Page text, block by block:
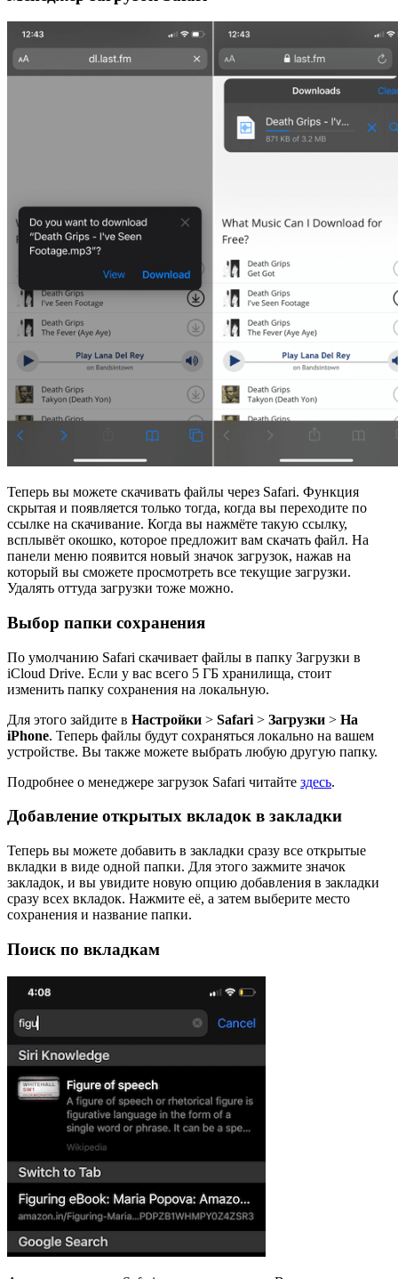
Теперь вы можете скачивать файлы через Safari. Функция
скрытая и появляется только тогда, когда вы переходите по
ссылке на скачивание. Когда вы нажмёте такую ссылку,
всплывёт окошко, которое предложит вам скачать файл. На
панели меню появится новый значок загрузок, нажав на
который вы сможете просмотреть все текущие загрузки.
Удалять оттуда загрузки тоже можно.
Выбор папки сохранения
По умолчанию Safari скачивает файлы в папку Загрузки в
iCloud Drive. Если у вас всего 5 ГБ хранилища, стоит
изменить папку сохранения на локальную.
Для этого зайдите в Настройки > Safari > Загрузки > На
iPhone. Теперь файлы будут сохраняться локально на вашем
устройстве. Вы также можете выбрать любую другую папку.
Подробнее о менеджере загрузок Safari читайте здесь.
Добавление открытых вкладок в закладки
Теперь вы можете добавить в закладки сразу все открытые
вкладки в виде одной папки. Для этого зажмите значок
закладок, и вы увидите новую опцию добавления в закладки
сразу всех вкладок. Нажмите её, а затем выберите место
сохранения и название папки.
Поиск по вкладкам